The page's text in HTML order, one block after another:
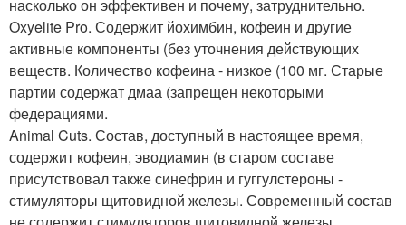
насколько он эффективен и почему, затруднительно.
Oxyelite Pro. Содержит йохимбин, кофеин и другие
активные компоненты (без уточнения действующих
веществ. Количество кофеина - низкое (100 мг. Старые
партии содержат дмаа (запрещен некоторыми
федерациями.
Animal Cuts. Состав, доступный в настоящее время,
содержит кофеин, эводиамин (в старом составе
присутствовал также синефрин и гуггулстероны -
стимуляторы щитовидной железы. Современный состав